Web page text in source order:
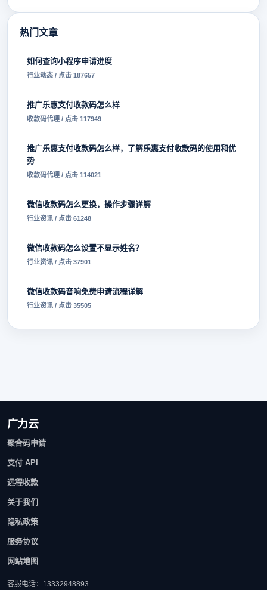
热门文章
如何查询小程序申请进度
行业动态 / 点击 187657
推广乐惠支付收款码怎么样
收款码代理 / 点击 117949
推广乐惠支付收款码怎么样，了解乐惠支付收款码的使用和优
势
收款码代理 / 点击 114021
微信收款码怎么更换，操作步骤详解
行业资讯 / 点击 61248
微信收款码怎么设置不显示姓名？
行业资讯 / 点击 37901
微信收款码音响免费申请流程详解
行业资讯 / 点击 35505
广力云
聚合码申请
支付 API
远程收款
关于我们
隐私政策
服务协议
网站地图
客服电话：13332948893